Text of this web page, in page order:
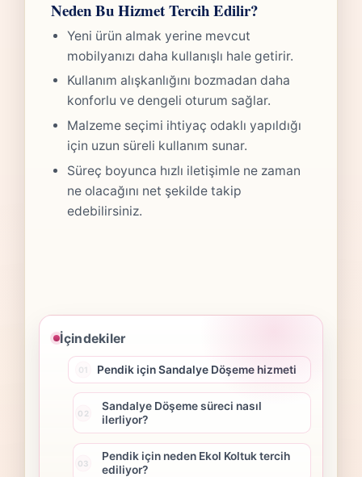
Neden Bu Hizmet Tercih Edilir?
Yeni ürün almak yerine mevcut
mobilyanızı daha kullanışlı hale getirir.
Kullanım alışkanlığını bozmadan daha
konforlu ve dengeli oturum sağlar.
Malzeme seçimi ihtiyaç odaklı yapıldığı
için uzun süreli kullanım sunar.
Süreç boyunca hızlı iletişimle ne zaman
ne olacağını net şekilde takip
edebilirsiniz.
İçindekiler
Pendik için Sandalye Döşeme hizmeti
Sandalye Döşeme süreci nasıl
ilerliyor?
Pendik için neden Ekol Koltuk tercih
ediliyor?